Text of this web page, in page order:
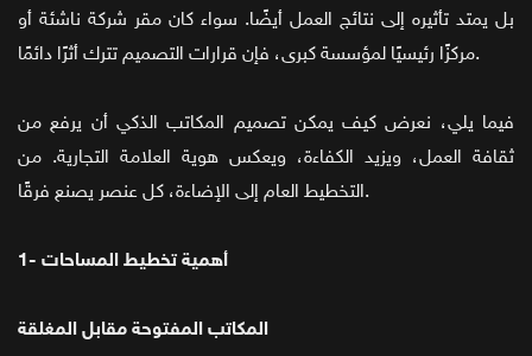
بل يمتد تأثيره إلى نتائج العمل أيضًا. سواء كان مقر شركة ناشئة أو
مركزًا رئيسيًا لمؤسسة كبرى، فإن قرارات التصميم تترك أثرًا دائمًا.
فيما يلي، نعرض كيف يمكن تصميم المكاتب الذكي أن يرفع من
ثقافة العمل، ويزيد الكفاءة، ويعكس هوية العلامة التجارية. من
التخطيط العام إلى الإضاءة، كل عنصر يصنع فرقًا.
1- أهمية تخطيط المساحات
المكاتب المفتوحة مقابل المغلقة